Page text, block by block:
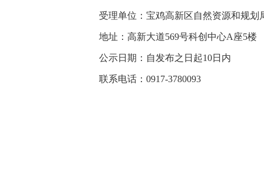
受理单位：宝鸡高新区自然资源和规划
地址：高新大道569号科创中心A座5楼
公示日期：自发布之日起10日内
联系电话：0917-3780093